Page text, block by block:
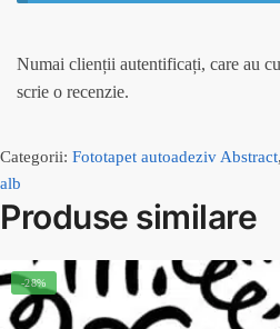
Numai clienții autentificați, care au
scrie o recenzie.
Categorii: Fototapet autoadeziv Abstract,
alb
Produse similare
-28%